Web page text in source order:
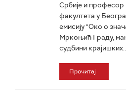
Србије и
факултета у
емисију "Око о
Мркоњић Граду,
судбини
Прочитај